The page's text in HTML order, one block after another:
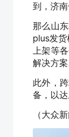
到，济
那么山
plus发
上架等
解决方案
此外，
备，以
（大众